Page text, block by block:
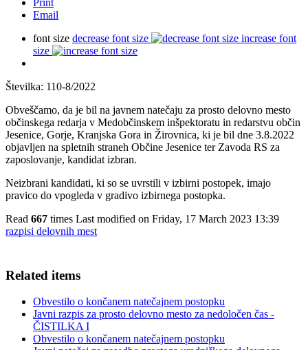
Print
Email
font size decrease font size
increase font
size
Številka: 110-8/2022
Obveščamo, da je bil na javnem natečaju za prosto delovno mesto
občinskega redarja v Medobčinskem inšpektoratu in redarstvu občin
Jesenice, Gorje, Kranjska Gora in Žirovnica, ki je bil dne 3.8.2022
objavljen na spletnih straneh Občine Jesenice ter Zavoda RS za
zaposlovanje, kandidat izbran.
Neizbrani kandidati, ki so se uvrstili v izbirni postopek, imajo
pravico do vpogleda v gradivo izbirnega postopka.
Read 667 times Last modified on Friday, 17 March 2023 13:39
razpisi delovnih mest
Related items
Obvestilo o končanem natečajnem postopku
Javni razpis za prosto delovno mesto za nedoločen čas -
ČISTILKA I
Obvestilo o končanem natečajnem postopku